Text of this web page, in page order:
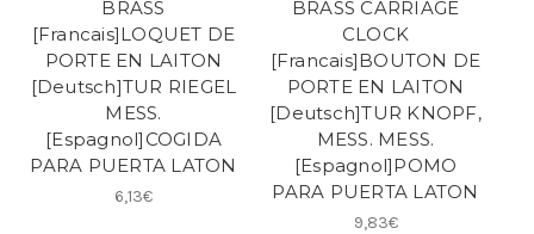
BRASS
[Francais]LOQUET DE
PORTE EN LAITON
[Deutsch]TUR RIEGEL
MESS.
[Espagnol]COGIDA
PARA PUERTA LATON
6,13€
BRASS CARRIAGE
CLOCK
[Francais]BOUTON DE
PORTE EN LAITON
[Deutsch]TUR KNOPF,
MESS. MESS.
[Espagnol]POMO
PARA PUERTA LATON
9,83€